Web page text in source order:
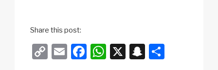
Share this post:
C
E
F
W X
S